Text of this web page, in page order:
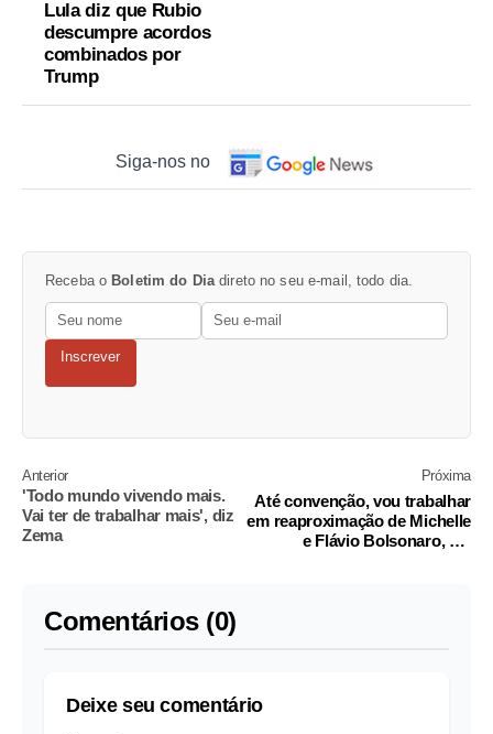
Lula diz que Rubio
descumpre acordos
combinados por
Trump
Siga-nos no
Receba o Boletim do Diadireto no seu e-mail, todo dia.
Inscrever
Anterior
'Todo mundo vivendo mais.
Vai ter de trabalhar mais', diz
Zema
Próxima
Até convenção, vou trabalhar
em reaproximação de Michelle
e Flávio Bolsonaro, diz
Comentários (0)
Deixe seu comentário